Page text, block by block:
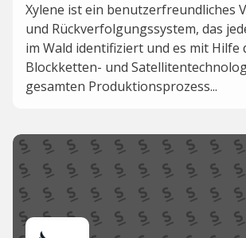
Xylene ist ein benutzerfreundliches
und Rückverfolgungssystem, das
im Wald identifiziert und es mit Hilfe
Blockketten- und
gesamten Produktionsprozess...